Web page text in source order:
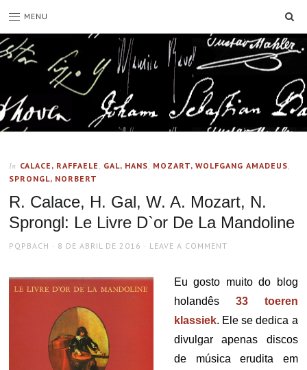
MENU
In CALACE, RAFFAELE , GAL, HANS, MOZART, WOLFGANG AMADEUS,
SPRONGL, NORBERT
R. Calace, H. Gal, W. A. Mozart, N.
Sprongl: Le Livre D`or De La Mandoline
AUTHOR
PQPBACH
POSTED
8 DE ABRIL DE 2016 LEAVE A COMMENT
Eu gosto muito do blog
holandês 33 toeren
klassiek. Ele se dedica a
divulgar apenas discos
de música erudita em